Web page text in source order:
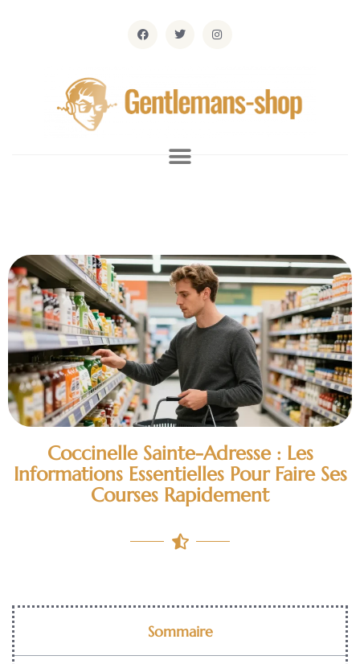
Coccinelle Sainte-Adresse : Les
Informations Essentielles Pour Faire Ses
Courses Rapidement
Sommaire